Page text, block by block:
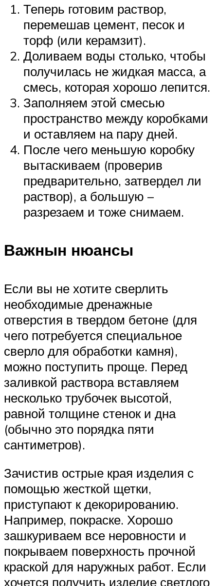
Теперь готовим раствор,
перемешав цемент, песок и
торф (или керамзит).
Доливаем воды столько, чтобы
получилась не жидкая масса, а
смесь, которая хорошо лепится.
Заполняем этой смесью
пространство между коробками
и оставляем на пару дней.
После чего меньшую коробку
вытаскиваем (проверив
предварительно, затвердел ли
раствор), а большую –
разрезаем и тоже снимаем.
Важнын нюансы
Если вы не хотите сверлить
необходимые дренажные
отверстия в твердом бетоне (для
чего потребуется специальное
сверло для обработки камня),
можно поступить проще. Перед
заливкой раствора вставляем
несколько трубочек высотой,
равной толщине стенок и дна
(обычно это порядка пяти
сантиметров).
Зачистив острые края изделия с
помощью жесткой щетки,
приступают к декорированию.
Например, покраске. Хорошо
зашкуриваем все неровности и
покрываем поверхность прочной
краской для наружных работ. Если
хочется получить изделие светлого